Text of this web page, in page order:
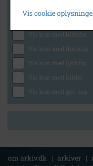
Generelt
Vis kun med billeder
Vis kun med filmklip
Vis kun med lydklip
Vis kun med kilder
Vis kun med geo-tag
om arkiv.dk | arkiver |
Vis cookie